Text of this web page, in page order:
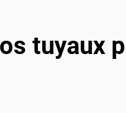
tuyaux